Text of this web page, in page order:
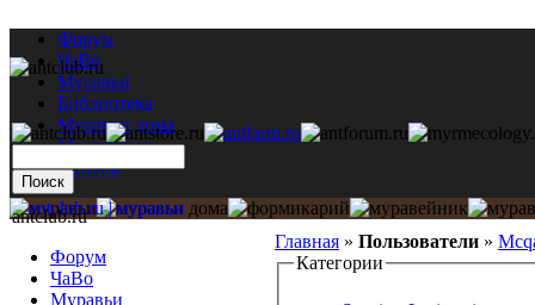
Форум
ЧаВо
Муравьи
Библиотека
Муравьи дома
Мастерская
Каталог
Главная » Пользователи »
Категории
antclub.ru
Форум
ЧаВо
Муравьи